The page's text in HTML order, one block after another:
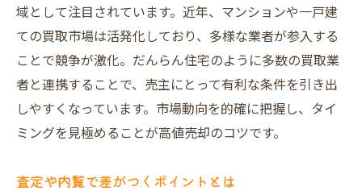
域として注目されています。近年、マンションや一戸建
ての買取市場は活発化しており、多様な業者が参入する
ことで競争が激化。だんらん住宅のように多数の買取業
者と連携することで、売主にとって有利な条件を引き出
しやすくなっています。市場動向を的確に把握し、タイ
ミングを見極めることが高値売却のコツです。
査定や内覧で差がつくポイントとは